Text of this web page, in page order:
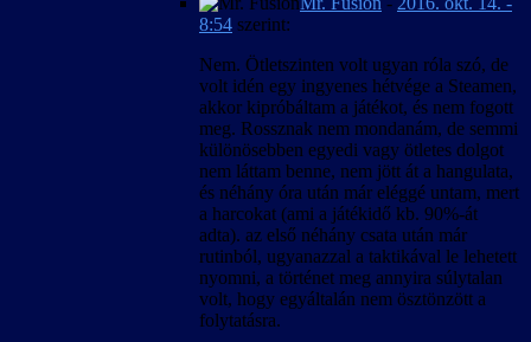
8:54 szerint:
Nem. Ötletszinten volt ugyan róla szó, de
volt idén egy ingyenes hétvége a Steamen,
akkor kipróbáltam a játékot, és nem fogott
meg. Rossznak nem mondanám, de semmi
különösebben egyedi vagy ötletes dolgot
nem láttam benne, nem jött át a hangulata,
és néhány óra után már eléggé untam, mert
a harcokat (ami a játékidő kb. 90%-át
adta). az első néhány csata után már
rutinból, ugyanazzal a taktikával le lehetett
nyomni, a történet meg annyira súlytalan
volt, hogy egyáltalán nem ösztönzött a
folytatásra.